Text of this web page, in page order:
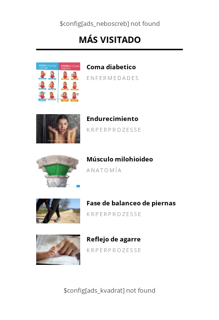
$config[ads_neboscreb] not found
MÁS VISITADO
Coma diabetico
ENFERMEDADES
Endurecimiento
KRPERPROZESSE
Músculo milohioideo
ANATOMÍA
Fase de balanceo de piernas
KRPERPROZESSE
Reflejo de agarre
KRPERPROZESSE
$config[ads_kvadrat] not found